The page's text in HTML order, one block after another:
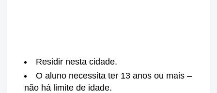
Residir nesta cidade.
O aluno necessita ter 13 anos ou mais –
não há limite de idade.